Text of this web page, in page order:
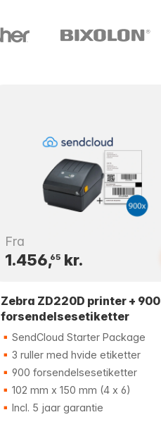
Fra
1.456,65 kr.
Zebra ZD220D printer + 900
forsendelsesetiketter
SendCloud Starter Package
3 ruller med hvide etiketter
900 forsendelsesetiketter
102 mm x 150 mm (4 x 6)
Incl. 5 jaar garantie